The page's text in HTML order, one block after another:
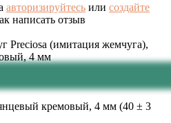
авторизируйтесь или создайте
написать отзыв
Preciosa (имитация жемчуга),
4 мм